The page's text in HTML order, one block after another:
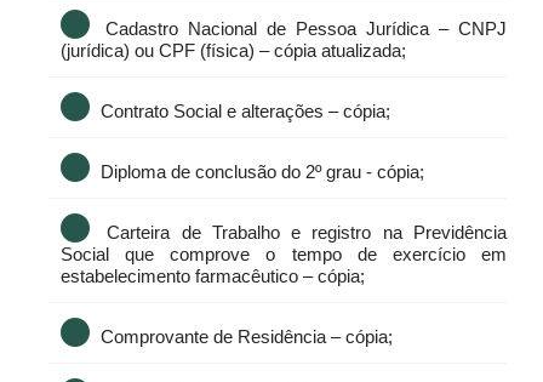
Cadastro Nacional de Pessoa Jurídica – CNPJ
(jurídica) ou CPF (física) – cópia atualizada;
Contrato Social e alterações – cópia;
Diploma de conclusão do 2º grau - cópia;
Carteira de Trabalho e registro na Previdência
Social que comprove o tempo de exercício em
estabelecimento farmacêutico – cópia;
Comprovante de Residência – cópia;